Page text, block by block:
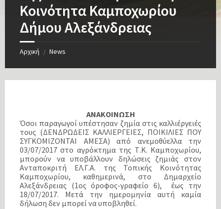
Κοινότητα Καμποχωρίου
Δήμου Αλεξάνδρειας
Αρχική / News
ΑΝΑΚΟΙΝΩΣΗ
Όσοι παραγωγοί υπέστησαν ζημία στις καλλιέργειές
τους (ΔΕΝΔΡΩΔΕΙΣ ΚΑΛΛΙΕΡΓΕΙΕΣ, ΠΟΙΚΙΛΙΕΣ ΠΟΥ
ΣΥΓΚΟΜΙΖΟΝΤΑΙ ΑΜΕΣΑ) από ανεμοθύελλα την
03/07/2017 στο αγρόκτημα της Τ.Κ. Καμποχωρίου,
μπορούν να υποβάλλουν δηλώσεις ζημιάς στον
Ανταποκριτή ΕΛ.Γ.Α. της Τοπικής Κοινότητας
Καμποχωρίου, καθημερινά, στο Δημαρχείο
Αλεξάνδρειας (1ος όροφος-γραφείο 6), έως την
18/07/2017. Μετά την ημερομηνία αυτή καμία
δήλωση δεν μπορεί να υποβληθεί.